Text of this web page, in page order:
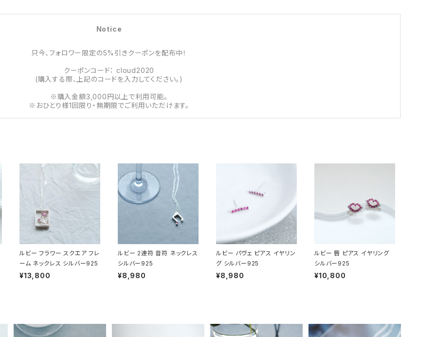
Notice
只今、フォロワー限定の5%引きクーポンを配布中！
クーポンコード： cloud2020
(購入する際、上記のコードを入力してください。)
※購入金額3,000円以上で利用可能。
※おひとり様1回限り・無期限でご利用いただけます。
ルビー フラワー スクエア フレ
ーム ネックレス シルバー925
¥13,800
ルビー 2連符 音符 ネックレス
シルバー925
¥8,980
ルビー パヴェ ピアス イヤリン
グ シルバー925
¥8,980
ルビー 唇 ピアス イヤリング
シルバー925
¥10,800